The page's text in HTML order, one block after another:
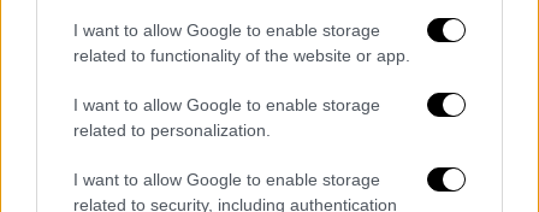
I want to allow Google to enable storage
related to functionality of the website or app.
I want to allow Google to enable storage
related to personalization.
I want to allow Google to enable storage
related to security, including authentication
Αναφερόμενη στον «τεράστιο αντίκτυπο»
που έχει η κρίση στη Μέση Ανατολή στην
οικονομία των χωρών της ΕΕ, η Πρόεδρος
έναρξη της σύγκρουσης, πριν από 44 ημέρες,